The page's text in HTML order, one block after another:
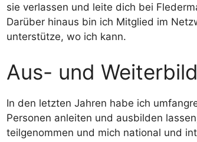
sie verlassen und leite dich bei
Darüber hinaus bin ich Mitglied im
unterstütze, wo ich kann.
Aus- und
In den letzten Jahren habe ich
Personen anleiten und ausbilden
teilgenommen und mich national und